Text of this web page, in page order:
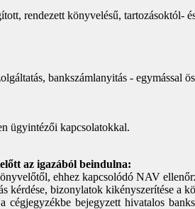
rendezett könyvelésű, tartozásoktól-
bankszámlanyitás - egymással
ügyintézői kapcsolatokkal.
az igazából beindulna:
ehhez kapcsolódó NAV
kérdése, bizonylatok kikényszerítése a
bejegyzett hivatalos